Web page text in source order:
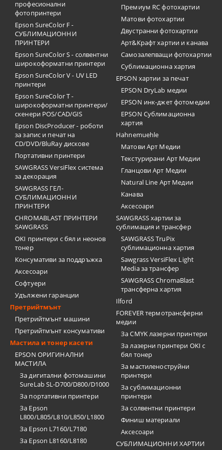
професионални
фотопринтери
Epson SureColor F -
СУБЛИМАЦИОННИ
ПРИНТЕРИ
Epson SureColor S - солвентни
широкоформатни принтери
Epson SureColor V - UV LED
принтери
Epson SureColor T -
широкоформатни принтери/
скенери POS/CAD/GIS
Epson DiscProducer - роботи
за запис и печат на
CD/DVD/BluRay дискове
Портативни принтери
SAWGRASS VersiFlex система
за декорация
SAWGRASS ГЕЛ-
СУБЛИМАЦИОННИ
ПРИНТЕРИ
CHROMABLAST ПРИНТЕРИ
SAWGRASS
OKI принтери с бял и неонов
тонер
Консумативи за поддръжка
Аксесоари
Софтуери
Удължени гаранции
Претрийтмънт
Претрийтмънт машини
Претрийтмънт консумативи
Мастила и тонер касети
EPSON ОРИГИНАЛНИ
МАСТИЛА
За дигитални фотомашини
SureLab SL-D700/D800/D1000
За портативни принтери
За Epson
L800/L805/L810/L850/L1800
За Epson L7160/L7180
За Epson L8160/L8180
Премиум RC фотохартии
Матови фотохартии
Двустранни фотохартии
Арт&Крафт хартии и канава
Самозалепващи фотохартии
Сублимационна хартия
EPSON хартии за печат
EPSON DryLab медии
EPSON инк-джет фотомедии
EPSON Сублимационна
хартия
Hahnemuehle
Матови Арт Медии
Текстурирани Арт Медии
Гланцови Арт Медии
Natural Line Арт Медии
Канава
Аксесоари
SAWGRASS хартии за
сублимация и трансфер
SAWGRASS TruPix
сублимационна хартия
Sawgrass VersiFlex Light
Media за трансфер
SAWGRASS ChromaBlast
трансферна хартия
Ilford
FOREVER термотрансферни
медии
За CMYK лазерни принтери
За лазерни принтери OKI с
бял тонер
За мастиленоструйни
принтери
За сублимационни
принтери
За солвентни принтери
Финиш материали
Аксесоари
СУБЛИМАЦИОННИ ХАРТИИ